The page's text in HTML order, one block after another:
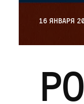
16 января